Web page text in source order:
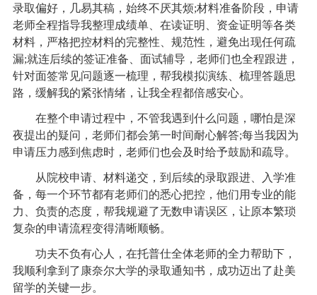
录取偏好，几易其稿，始终不厌其烦;材料准备阶段，申请
老师全程指导我整理成绩单、在读证明、资金证明等各类
材料，严格把控材料的完整性、规范性，避免出现任何疏
漏;就连后续的签证准备、面试辅导，老师们也全程跟进，
针对面签常见问题逐一梳理，帮我模拟演练、梳理答题思
路，缓解我的紧张情绪，让我全程都倍感安心。
在整个申请过程中，不管我遇到什么问题，哪怕是深
夜提出的疑问，老师们都会第一时间耐心解答;每当我因为
申请压力感到焦虑时，老师们也会及时给予鼓励和疏导。
从院校申请、材料递交，到后续的录取跟进、入学准
备，每一个环节都有老师们的悉心把控，他们用专业的能
力、负责的态度，帮我规避了无数申请误区，让原本繁琐
复杂的申请流程变得清晰顺畅。
功夫不负有心人，在托普仕全体老师的全力帮助下，
我顺利拿到了康奈尔大学的录取通知书，成功迈出了赴美
留学的关键一步。